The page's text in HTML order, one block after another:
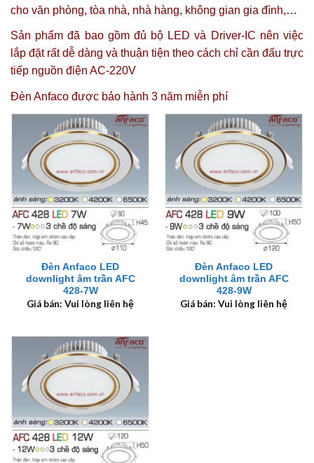
cho văn phòng, tòa nhà, nhà hàng, không gian gia đình,…
Sản phẩm đã bao gồm đủ bộ LED và Driver-IC nên việc
lắp đặt rất dễ dàng và thuận tiện theo cách chỉ cần đấu trực
tiếp nguồn điện AC-220V
Đèn Anfaco được bảo hành 3 năm miễn phí
Đèn Anfaco LED
downlight âm trần AFC
428-7W
Giá bán: Vui lòng liên hệ
Đèn Anfaco LED
downlight âm trần AFC
428-9W
Giá bán: Vui lòng liên hệ